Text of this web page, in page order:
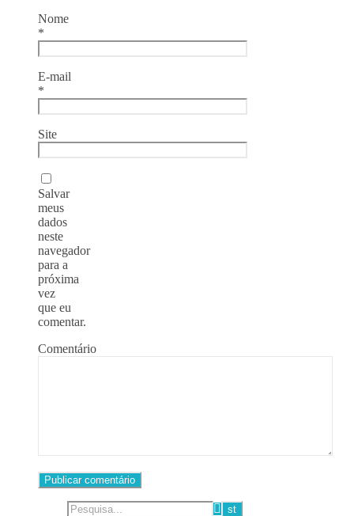
Nome
*
E-mail
*
Site
Salvar
meus
dados
neste
navegador
para a
próxima
vez
que eu
comentar.
Comentário